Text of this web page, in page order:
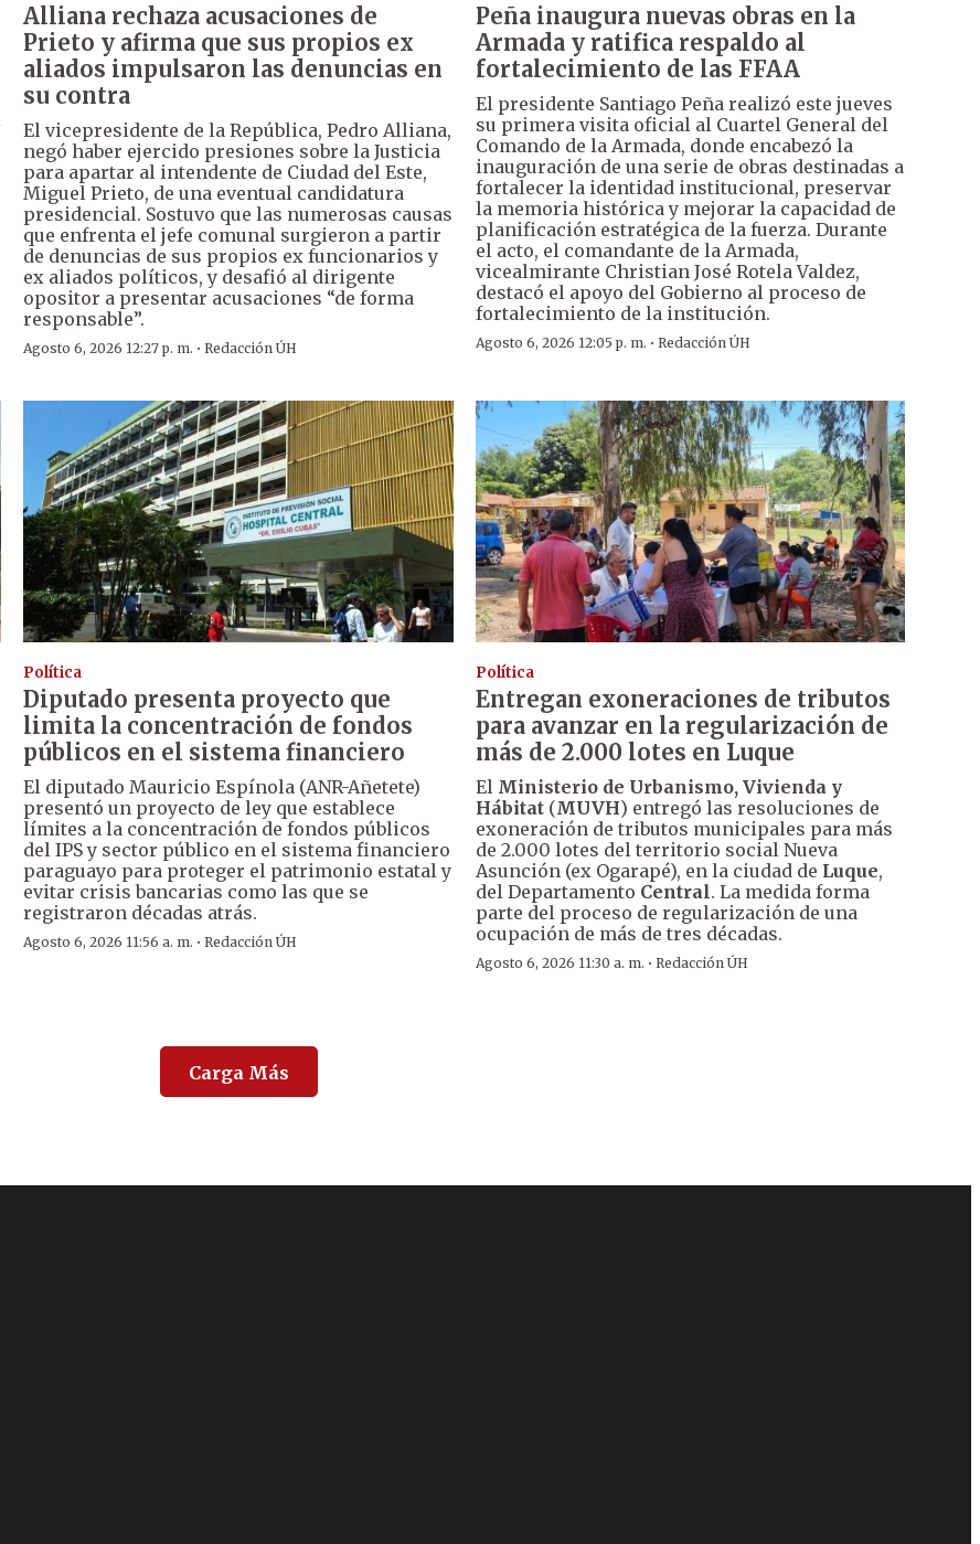
Alliana rechaza acusaciones de
Prieto y afirma que sus propios ex
aliados impulsaron las denuncias en
su contra
El vicepresidente de la República, Pedro Alliana,
negó haber ejercido presiones sobre la Justicia
para apartar al intendente de Ciudad del Este,
Miguel Prieto, de una eventual candidatura
presidencial. Sostuvo que las numerosas causas
que enfrenta el jefe comunal surgieron a partir
de denuncias de sus propios ex funcionarios y
ex aliados políticos, y desafió al dirigente
opositor a presentar acusaciones “de forma
responsable”.
Agosto 6, 2026 12:27 p. m. ·Redacción ÚH
Peña inaugura nuevas obras en la
Armada y ratifica respaldo al
fortalecimiento de las FFAA
El presidente Santiago Peña realizó este jueves
su primera visita oficial al Cuartel General del
Comando de la Armada, donde encabezó la
inauguración de una serie de obras destinadas a
fortalecer la identidad institucional, preservar
la memoria histórica y mejorar la capacidad de
planificación estratégica de la fuerza. Durante
el acto, el comandante de la Armada,
vicealmirante Christian José Rotela Valdez,
destacó el apoyo del Gobierno al proceso de
fortalecimiento de la institución.
Agosto 6, 2026 12:05 p. m. · Redacción ÚH
Política
Diputado presenta proyecto que
limita la concentración de fondos
públicos en el sistema financiero
El diputado Mauricio Espínola (ANR-Añetete)
presentó un proyecto de ley que establece
límites a la concentración de fondos públicos
del IPS y sector público en el sistema financiero
paraguayo para proteger el patrimonio estatal y
evitar crisis bancarias como las que se
registraron décadas atrás.
Agosto 6, 2026 11:56 a. m. ·Redacción ÚH
Política
Entregan exoneraciones de tributos
para avanzar en la regularización de
más de 2.000 lotes en Luque
El Ministerio de Urbanismo, Vivienda y
Hábitat(MUVH) entregó las resoluciones de
exoneración de tributos municipales para más
de 2.000 lotes del territorio social Nueva
Asunción (ex Ogarapé), en la ciudad de Luque,
del Departamento Central. La medida forma
parte del proceso de regularización de una
ocupación de más de tres décadas.
Agosto 6, 2026 11:30 a. m. · Redacción ÚH
Carga Más